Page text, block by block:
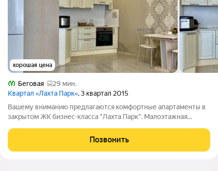
хорошая цена
Беговая
29 мин.
Квартал «Лахта Парк», 3 квартал 2015
Вашему вниманию предлагаются комфортные апартаменты в
закрытом ЖК бизнеc-клacca "Лaхта Паpк". Малоэтажная
охрана и видеонаблюдение, ландшафтный дизайн территории,
внимательный подход к созданию
Позвонить